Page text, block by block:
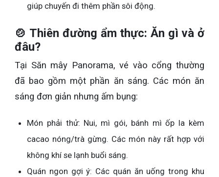
giúp chuyến đi thêm phần sôi động.
🍲 Thiên đường ẩm thực: Ăn gì và ở
đâu?
Tại Săn mây Panorama, vé vào cổng thường
đã bao gồm một phần ăn sáng. Các món ăn
sáng đơn giản nhưng ấm bụng:
Món phải thử: Nui, mì gói, bánh mì ốp la kèm
cacao nóng/trà gừng. Các món này rất hợp với
không khí se lạnh buổi sáng.
Quán ngon gợi ý: Các quán ăn uống trong khu